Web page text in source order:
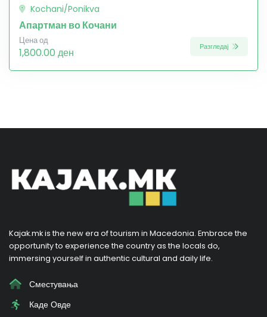
Kochani/Ponikva
Апартман во Кочани
Цена од
1,800.00 ден Разгледај
Kajak.mk is the new era of tourism in Macedonia. Embrace the
opportunity to experience the country as the locals do,
immersing yourself in authentic cultural and daily life.
Сместувања
Каде Овде